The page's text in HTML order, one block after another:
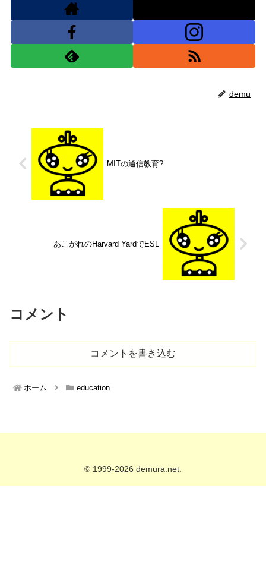
demu
MITの通信教育?
あこがれのHarvard YardでESL
コメント
コメントを書き込む
ホーム education
© 1999-2026 demura.net.